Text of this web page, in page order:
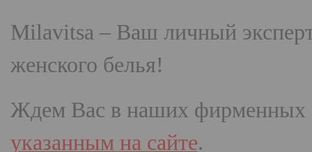
Milavitsa – Ваш личный
женского белья!
Ждем Вас в наших фирменных
указанным на сайте.